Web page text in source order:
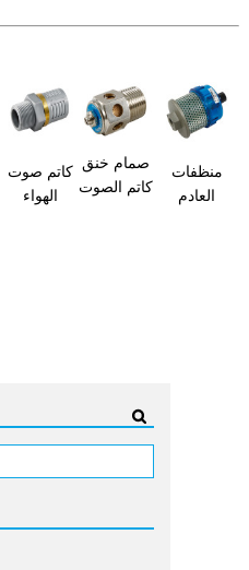
كاتم صوت
الهواء
صمام خنق
كاتم الصوت
منظفات
العادم